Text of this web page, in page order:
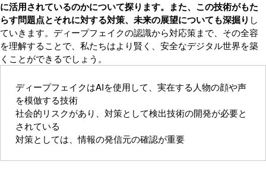
に活用されているのかについて探ります。また、この技術がもた
らす問題点とそれに対する対策、未来の展望についても深掘り し
ていきます。ディープフェイクの認識から対応策まで、その全容
を理解することで、私たちはより賢く、安全なデジタル世界を築
くことができるでしょう。
ディープフェイクはAIを使用して、実在する人物の顔や声
を模倣する技術
社会的リスクがあり、対策として検出技術の開発が必要と
されている
対策としては、情報の発信元の確認が重要